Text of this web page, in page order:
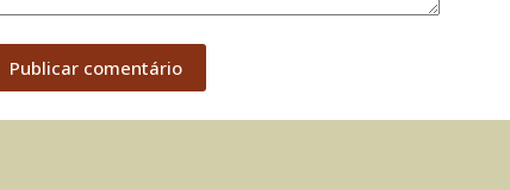
Publicar comentário